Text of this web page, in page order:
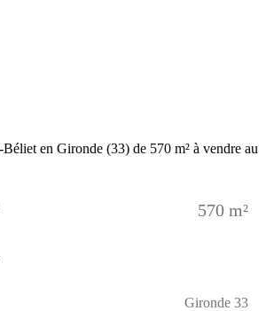
570 m²
Gironde 33